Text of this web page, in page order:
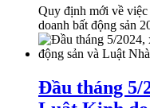
Quy định mới về
doanh bất động sản
Đầu tháng 5/